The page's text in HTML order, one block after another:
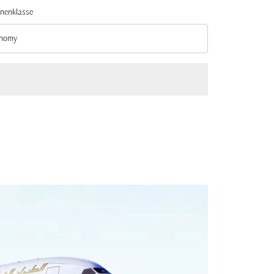
option Economy Selected